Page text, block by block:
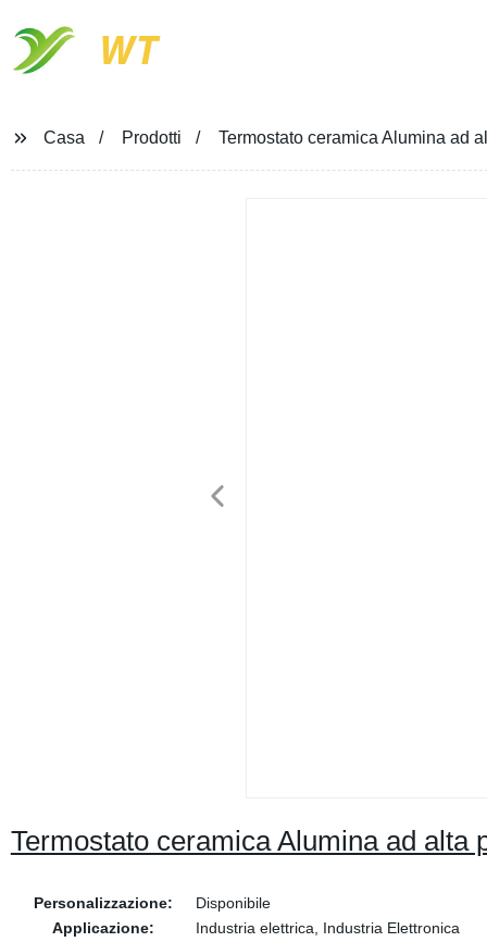
WT
Casa Prodotti Termostato ceramica Alumina ad
Termostato ceramica Alumina ad
Personalizzazione:
Disponibile
Applicazione:
Industria elettrica, Industria Elettronica